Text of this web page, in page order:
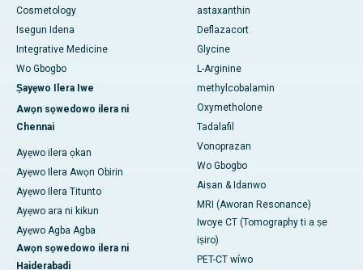
Cosmetology
Isegun Idena
Integrative Medicine
Wo Gbogbo
Ṣayẹwo Ilera Iwe
Awọn sọwedowo ilera ni
Chennai
Ayẹwo ilera ọkan
Ayẹwo Ilera Awọn Obirin
Ayẹwo Ilera Titunto
Ayẹwo ara ni kikun
Ayẹwo Agba Agba
Awọn sọwedowo ilera ni
Haiderabadi
astaxanthin
Deflazacort
Glycine
L-Arginine
methylcobalamin
Oxymetholone
Tadalafil
Vonoprazan
Wo Gbogbo
Aisan & Idanwo
MRI (Aworan Resonance)
Iwoye CT (Tomography ti a ṣe
iṣiro)
PET-CT wíwo